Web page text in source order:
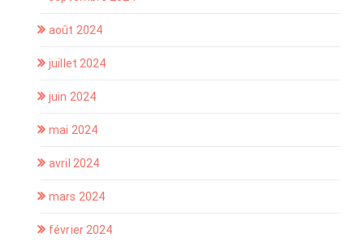
août 2024
juillet 2024
juin 2024
mai 2024
avril 2024
mars 2024
février 2024